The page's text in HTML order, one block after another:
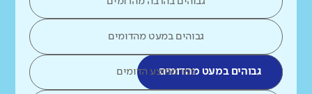
גבוהים במעט מהדומים
גבוהים במעט מהדומיםכמו ממוצע הדומים